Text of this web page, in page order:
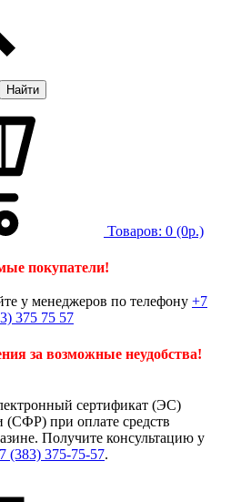
Товаров: 0 (0р.)
покупатели!
у менеджеров по телефону +7
375 75 57
за возможные неудобства!
сертификат (ЭС)
(СФР) при оплате средств
Получите консультацию у
(383) 375-75-57.